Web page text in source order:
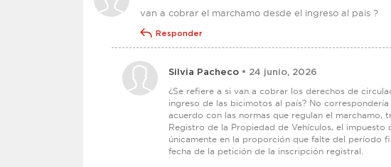
van a cobrar el marchamo desde el ingreso al pais ?
Responder
Silvia Pacheco • 24 junio, 2026
¿Se refiere a si van a cobrar los derechos de
ingreso de las bicimotos al país? No
acuerdo con las normas que regulan el marchamo,
Registro de la Propiedad de Vehículos, el
únicamente en la proporción que falte del período
fecha de la petición de la inscripción registral.